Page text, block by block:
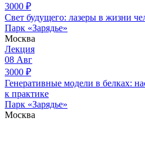
3000 ₽
Свет будущего: лазеры в жизни
Парк «Зарядье»
Москва
Лекция
08 Авг
3000 ₽
Генеративные модели в белках:
к практике
Парк «Зарядье»
Москва